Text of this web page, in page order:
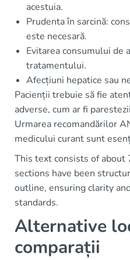
acestuia.
Prudenta în sarcină:
este necesară.
Evitarea consumului de
tratamentului.
Afecțiuni hepatice sau
Pacienții trebuie să fie
adverse, cum ar fi
Urmarea recomandărilor
medicului curant sunt
This text consists of
sections have been
outline, ensuring clarity
standards.
Alternative
comparații